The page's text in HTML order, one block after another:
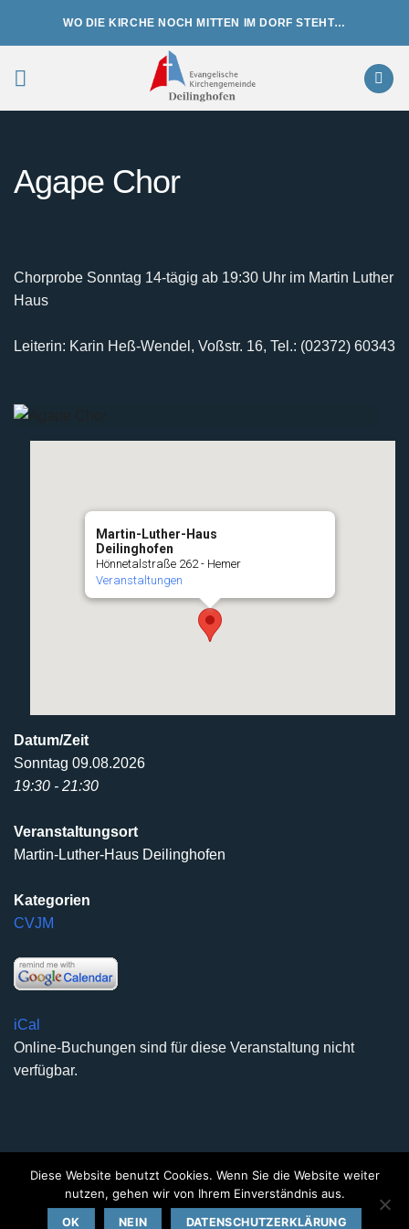
WO DIE KIRCHE NOCH MITTEN IM DORF STEHT…
Agape Chor
Chorprobe Sonntag 14-tägig ab 19:30 Uhr im Martin Luther
Haus
Leiterin: Karin Heß-Wendel, Voßstr. 16, Tel.: (02372) 60343
Martin-Luther-Haus
Deilinghofen
Hönnetalstraße 262 - Hemer
Veranstaltungen
Datum/Zeit
Sonntag 09.08.2026
19:30 - 21:30
Veranstaltungsort
Martin-Luther-Haus Deilinghofen
Kategorien
CVJM
iCal
Online-Buchungen sind für diese Veranstaltung nicht
verfügbar.
DATENSCHUTZERKLÄRUNG IMPRESSUM KONTAKT
Copyright 2026 ©Kirchengemeinde Deilinghofen- Design
Diese Website benutzt Cookies. Wenn Sie die Website weiter
nutzen, gehen wir von Ihrem Einverständnis aus.
OK NEIN DATENSCHUTZERKLÄRUNG